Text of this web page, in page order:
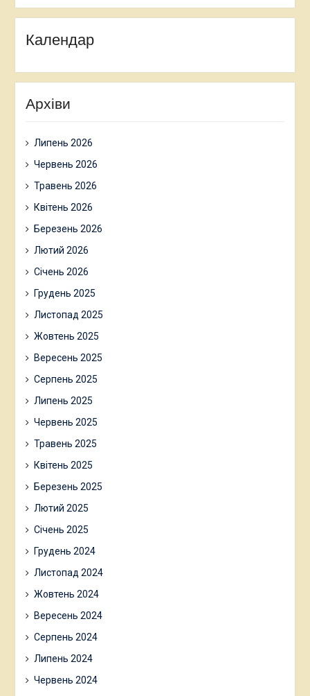
Календар
Архіви
Липень 2026
Червень 2026
Травень 2026
Квітень 2026
Березень 2026
Лютий 2026
Січень 2026
Грудень 2025
Листопад 2025
Жовтень 2025
Вересень 2025
Серпень 2025
Липень 2025
Червень 2025
Травень 2025
Квітень 2025
Березень 2025
Лютий 2025
Січень 2025
Грудень 2024
Листопад 2024
Жовтень 2024
Вересень 2024
Серпень 2024
Липень 2024
Червень 2024